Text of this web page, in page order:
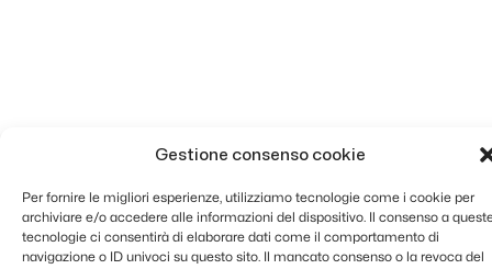
Gestione consenso cookie
Per fornire le migliori esperienze, utilizziamo tecnologie come i cookie per
archiviare e/o accedere alle informazioni del dispositivo. Il consenso a
tecnologie ci consentirà di elaborare dati come il comportamento di
navigazione o ID univoci su questo sito. Il mancato consenso o la revoca del